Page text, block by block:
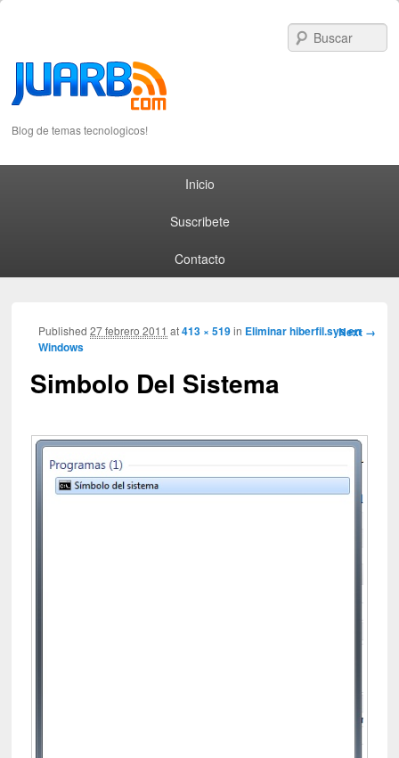
Blog de temas tecnologicos!
Inicio
Suscribete
Contacto
Image
Next →
Simbolo Del Sistema
Published27 febrero 2011 at413 × 519in Eliminar hiberfil.sys en
Windows